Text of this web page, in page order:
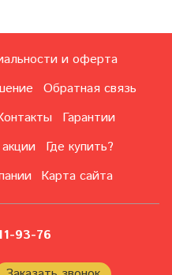
и оферта
Обратная связь
Гарантии
Где купить?
Карта сайта
93-76